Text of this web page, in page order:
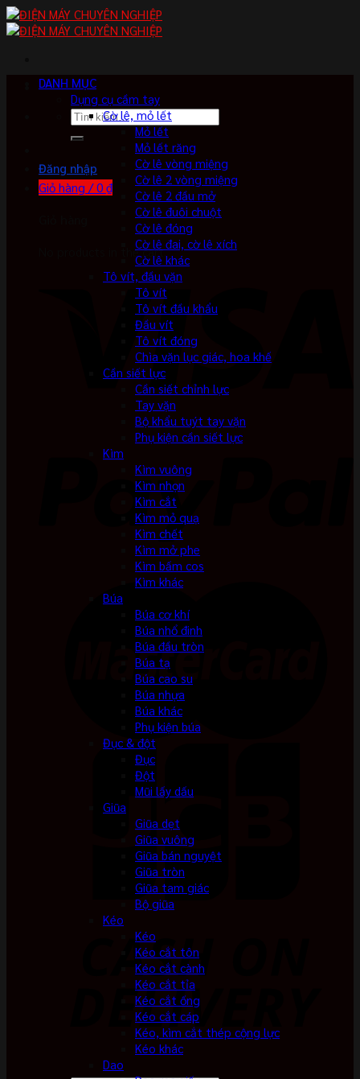
Skip
to
Tìm
kiếm:
Đăng nhập
Giỏ hàng /0 ₫
No products in the cart.
DANH MỤC
Dụng cụ cầm tay
Cờ lê, mỏ lết
Mỏ lết
Mỏ lết răng
Cờ lê vòng miệng
Cờ lê 2 vòng miệng
Cờ lê 2 đầu mở
Cờ lê đuôi chuột
Cờ lê đóng
Cờ lê đai, cờ lê xích
Cờ lê khác
Tô vít, đầu vặn
Tô vít
Tô vít đầu khẩu
Đầu vít
Tô vít đóng
Chìa vặn lục giác, hoa khế
Cần siết lực
Cần siết chỉnh lực
Tay vặn
Bộ khẩu tuýt tay vặn
Phụ kiện cần siết lực
Kìm
Kìm vuông
Kìm nhọn
Kìm cắt
Kìm mỏ quạ
Kìm chết
Kìm mở phe
Kìm bấm cos
Kìm khác
Búa
Búa cơ khí
Búa nhổ đinh
Búa đầu tròn
Búa tạ
Búa cao su
Búa nhựa
Búa khác
Phụ kiện búa
Đục & đột
Đục
Đột
Mũi lấy dấu
Giũa
Giũa dẹt
Giũa vuông
Giũa bán nguyệt
Giũa tròn
Giũa tam giác
Bộ giũa
Kéo
Kéo
Kéo cắt tôn
Kéo cắt cành
Kéo cắt tỉa
Kéo cắt ống
Kéo cắt cáp
Kéo, kìm cắt thép cộng lực
Kéo khác
Dao